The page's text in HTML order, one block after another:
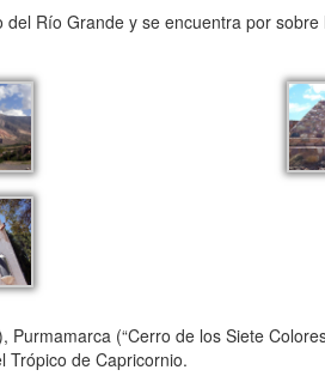
Río Grande y se encuentra por
(“Cerro de los Siete
Trópico de Capricornio.